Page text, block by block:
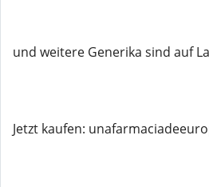
und weitere Generika sind auf
Jetzt kaufen: